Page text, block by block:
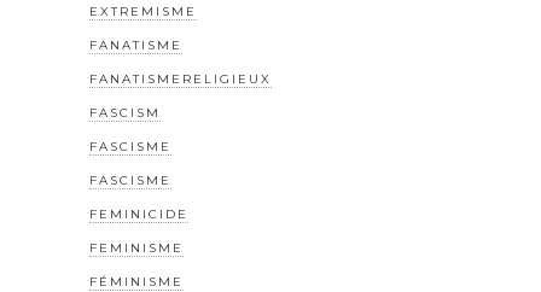
EXTREMISME
FANATISME
FANATISMERELIGIEUX
FASCISM
FASCISME
FASCISME
FEMINICIDE
FEMINISME
FÉMINISME